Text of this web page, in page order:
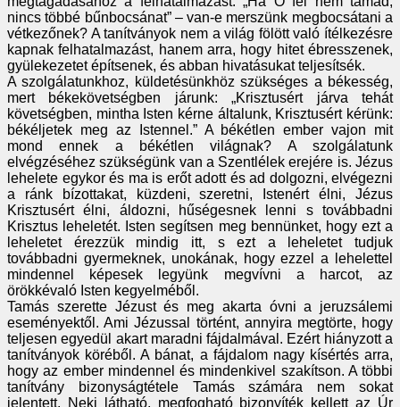
nincs többé bűnbocsánat” – van-e merszünk megbocsátani a
vétkezőnek? A tanítványok nem a világ fölött való ítélkezésre
kapnak felhatalmazást, hanem arra, hogy hitet ébresszenek,
gyülekezetet építsenek, és abban hivatásukat teljesítsék.
A szolgálatunkhoz, küldetésünkhöz szükséges a békesség,
mert békekövetségben járunk: „Krisztusért járva tehát
követségben, mintha Isten kérne általunk, Krisztusért kérünk:
békéljetek meg az Istennel.” A békétlen ember vajon mit
mond ennek a békétlen világnak? A szolgálatunk
elvégzéséhez szükségünk van a Szentlélek erejére is. Jézus
lehelete egykor és ma is erőt adott és ad dolgozni, elvégezni
a ránk bízottakat, küzdeni, szeretni, Istenért élni, Jézus
Krisztusért élni, áldozni, hűségesnek lenni s továbbadni
Krisztus leheletét. Isten segítsen meg bennünket, hogy ezt a
leheletet érezzük mindig itt, s ezt a leheletet tudjuk
továbbadni gyermeknek, unokának, hogy ezzel a lehelettel
mindennel képesek legyünk megvívni a harcot, az
örökkévaló Isten kegyelméből.
Tamás szerette Jézust és meg akarta óvni a jeruzsálemi
eseményektől. Ami Jézussal történt, annyira megtörte, hogy
teljesen egyedül akart maradni fájdalmával. Ezért hiányzott a
tanítványok köréből. A bánat, a fájdalom nagy kísértés arra,
hogy az ember mindennel és mindenkivel szakítson. A többi
tanítvány bizonyságtétele Tamás számára nem sokat
jelentett. Neki látható, megfogható bizonyíték kellett az Úr